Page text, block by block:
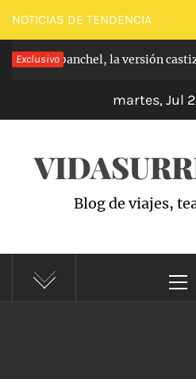
Saltar
al
contenido
NOTICIAS DE TENDENCIA
Exclusivo
de Carabanchel, la versión
martes, Jul
Blog de viajes,